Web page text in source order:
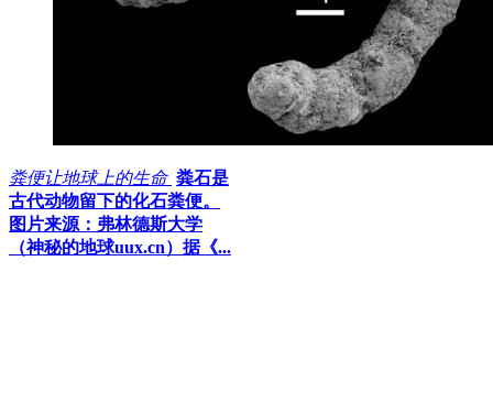
粪便让地球上的生命 粪石是
古代动物留下的化石粪便。
图片来源：弗林德斯大学
（神秘的地球uux.cn）据《...